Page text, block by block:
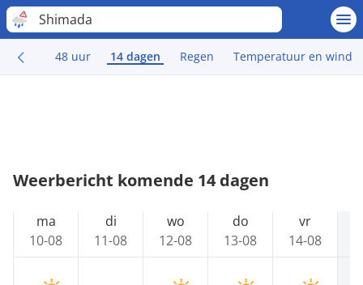
Shimada
48 uur 14 dagen Regen Temperatuur en wind
Weerbericht komende 14 dagen
ma
10-08
di
11-08
wo
12-08
do
13-08
vr
14-08